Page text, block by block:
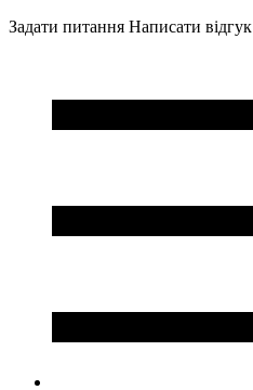
Задати питання Написати відгук